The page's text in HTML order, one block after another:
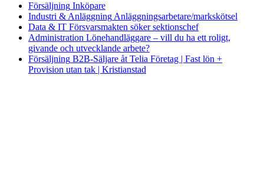
Försäljning Inköpare
Industri & Anläggning Anläggningsarbetare/markskötsel
Data & IT Försvarsmakten söker sektionschef
Administration Lönehandläggare – vill du ha ett roligt,
givande och utvecklande arbete?
Försäljning B2B-Säljare åt Telia Företag | Fast lön +
Provision utan tak | Kristianstad